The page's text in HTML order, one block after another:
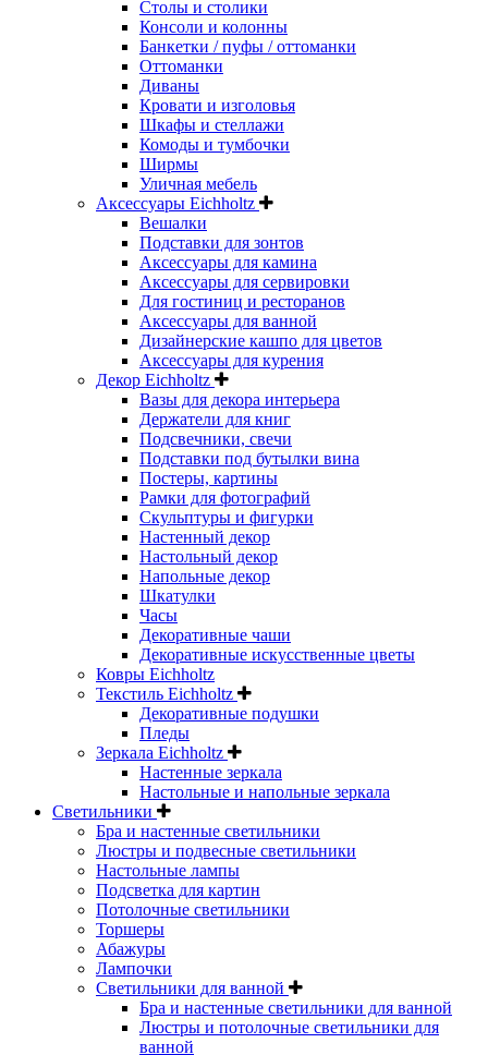
Столы и столики
Консоли и колонны
Банкетки / пуфы / оттоманки
Оттоманки
Диваны
Кровати и изголовья
Шкафы и стеллажи
Комоды и тумбочки
Ширмы
Уличная мебель
Аксессуары Eichholtz
Вешалки
Подставки для зонтов
Аксессуары для камина
Аксессуары для сервировки
Для гостиниц и ресторанов
Аксессуары для ванной
Дизайнерские кашпо для цветов
Аксессуары для курения
Декор Eichholtz
Вазы для декора интерьера
Держатели для книг
Подсвечники, свечи
Подставки под бутылки вина
Постеры, картины
Рамки для фотографий
Скульптуры и фигурки
Настенный декор
Настольный декор
Напольные декор
Шкатулки
Часы
Декоративные чаши
Декоративные искусственные цветы
Ковры Eichholtz
Текстиль Eichholtz
Декоративные подушки
Пледы
Зеркала Eichholtz
Настенные зеркала
Настольные и напольные зеркала
Светильники
Бра и настенные светильники
Люстры и подвесные светильники
Настольные лампы
Подсветка для картин
Потолочные светильники
Торшеры
Абажуры
Лампочки
Светильники для ванной
Бра и настенные светильники для ванной
Люстры и потолочные светильники для
ванной